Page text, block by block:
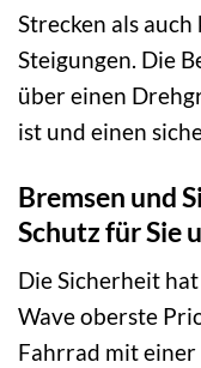
Strecken als
Steigungen. Die
über einen
ist und einen
Bremsen und
Schutz für Sie
Die Sicherheit
Wave oberste
Fahrrad mit